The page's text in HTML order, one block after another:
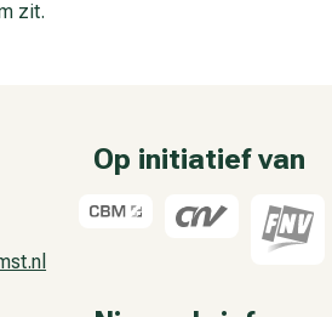
zit.
Op initiatief van